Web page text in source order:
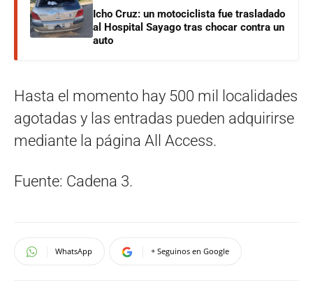
Icho Cruz: un motociclista fue trasladado
al Hospital Sayago tras chocar contra un
auto
Hasta el momento hay 500 mil localidades
agotadas y las entradas pueden adquirirse
mediante la página All Access.
Fuente: Cadena 3.
WhatsApp + Seguinos en Google